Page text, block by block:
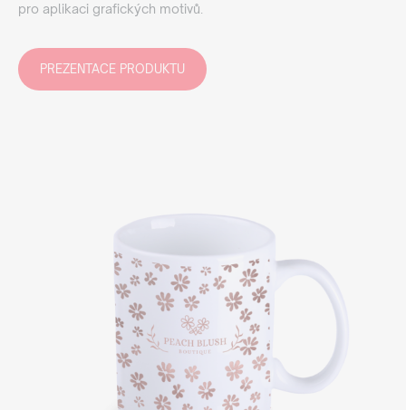
pro aplikaci grafických motivů.
PREZENTACE PRODUKTU